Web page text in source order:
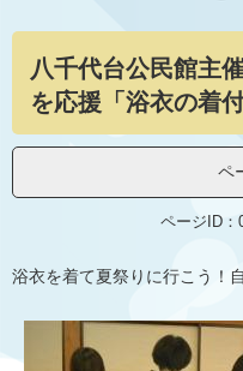
八千代台公民館主
を応援「浴衣の着
ペ
ページID：
浴衣を着て夏祭りに行こう！